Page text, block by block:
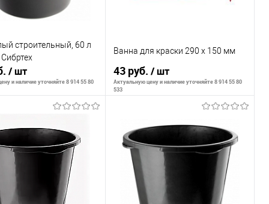
строительный, 60 л
/ шт
и наличие уточняйте 8 914 55 80
о наличии
Недоступно
Ванна для краски 290 х 150 мм
43 руб./ шт
Актуальную цену и наличие уточняйте 8 914 55 80
533
Сообщить о наличии
К сравнению
В избранное
Недоступно